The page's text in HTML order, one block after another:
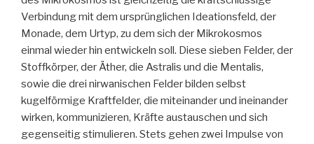
Verbindung mit dem ursprünglichen Ideationsfeld, der
Monade, dem Urtyp, zu dem sich der Mikrokosmos
einmal wieder hin entwickeln soll. Diese sieben Felder, der
Stoffkörper, der Äther, die Astralis und die Mentalis,
sowie die drei nirwanischen Felder bilden selbst
kugelförmige Kraftfelder, die miteinander und ineinander
wirken, kommunizieren, Kräfte austauschen und sich
gegenseitig stimulieren. Stets gehen zwei Impulse von